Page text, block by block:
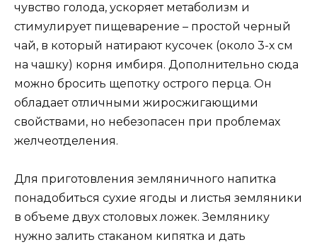
чувство голода, ускоряет метаболизм и
стимулирует пищеварение – простой черный
чай, в который натирают кусочек (около 3-х см
на чашку) корня имбиря. Дополнительно сюда
можно бросить щепотку острого перца. Он
обладает отличными жиросжигающими
свойствами, но небезопасен при проблемах
желчеотделения.
Для приготовления земляничного напитка
понадобиться сухие ягоды и листья земляники
в объеме двух столовых ложек. Землянику
нужно залить стаканом кипятка и дать